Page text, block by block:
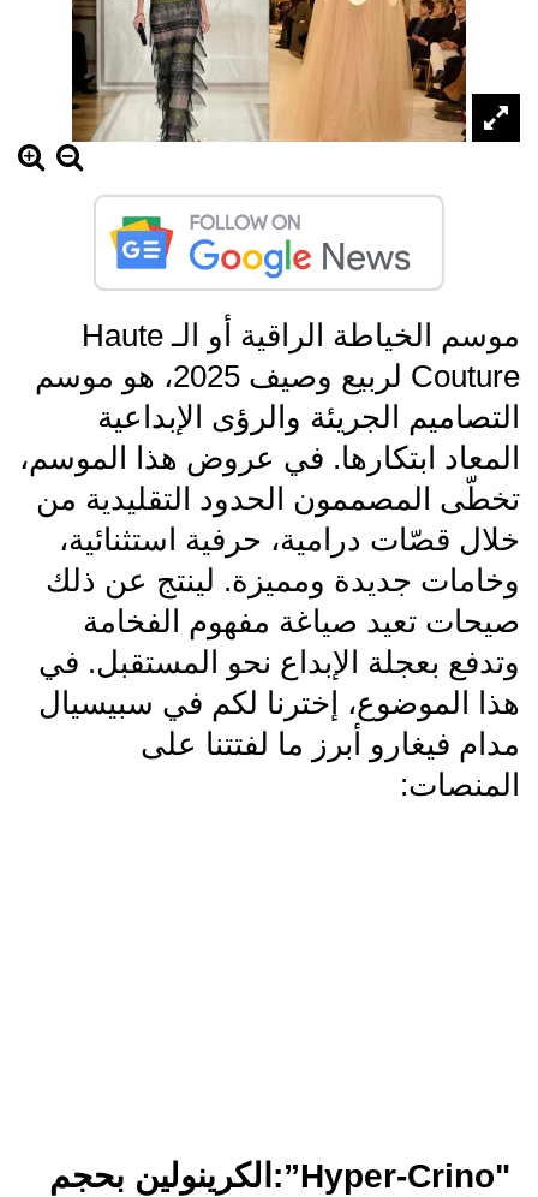
موسم الخياطة الراقية أو الـ Haute
Couture لربيع وصيف 2025، هو موسم
التصاميم الجريئة والرؤى الإبداعية
المعاد ابتكارها. في عروض هذا الموسم،
تخطّى المصممون الحدود التقليدية من
خلال قصّات درامية، حرفية استثنائية،
وخامات جديدة ومميزة. لينتج عن ذلك
صيحات تعيد صياغة مفهوم الفخامة
وتدفع بعجلة الإبداع نحو المستقبل. في
هذا الموضوع، إخترنا لكم في سبيسيال
مدام فيغارو أبرز ما لفتتنا على
المنصات:
"Hyper-Crino”:الكرينولين بحجم